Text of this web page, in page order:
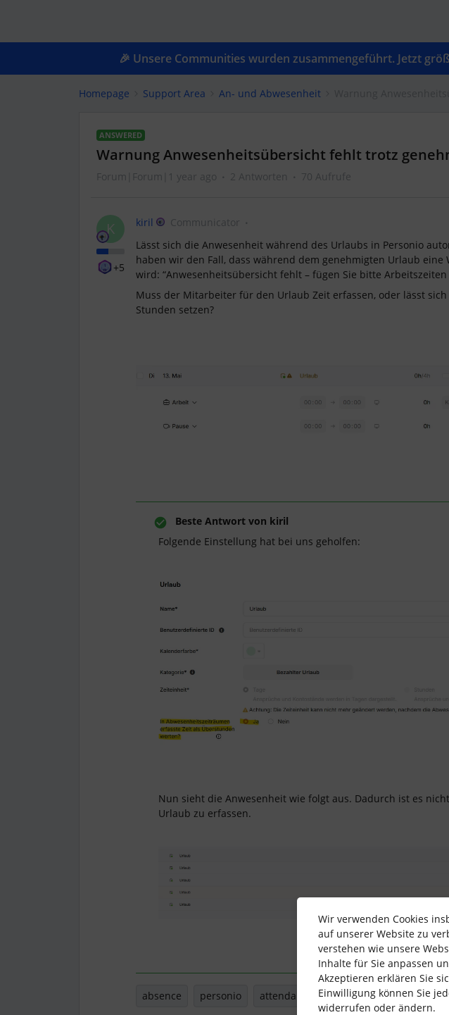
🎉 Unsere Communities wurden zusammengeführt. Jetzt
Homepage Support Area An- und Abwesenheit
ANSWERED
Warnung Anwesenheitsübersicht fehlt trotz
Forum|Forum|1 year ago 2 Antworten 70 Aufrufe
K
+5
kiril
Communicator
Lässt sich die Anwesenheit während des Urlaubs in Personio
haben wir den Fall, dass während dem genehmigten Urlaub eine
wird: “Anwesenheitsübersicht fehlt – fügen Sie bitte Arbeitszeiten
Muss der Mitarbeiter für den Urlaub Zeit erfassen, oder lässt
Stunden setzen?
Beste Antwort von kiril
Folgende Einstellung hat bei uns geholfen:
Nun sieht die Anwesenheit wie folgt aus. Dadurch ist es
Urlaub zu erfassen.
absence personio attendance vacation
Wir verwenden Cookies
auf unserer Website zu
verstehen wie unsere
Inhalte für Sie anpassen
Akzeptieren erklären Sie
Einwilligung können Sie
widerrufen oder ändern.